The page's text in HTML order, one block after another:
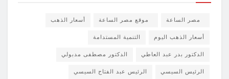
مصر الساعة موقع مصر الساعة أسعار الذهب
أسعار الذهب اليوم التنمية المستدامة
الدكتور بدر عبد العاطي الدكتور مصطفى مدبولي
الرئيس السيسي الرئيس عبد الفتاح السيسي